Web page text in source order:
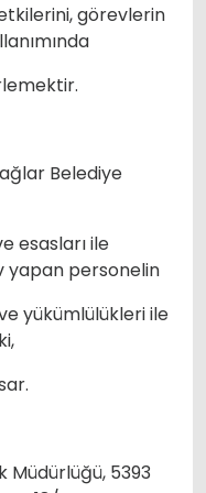
görevlerin
Belediye
esasları ile
yapan personelin
yükümlülükleri ile
Müdürlüğü, 5393